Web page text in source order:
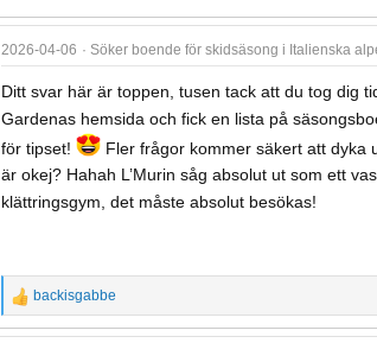
2026-04-06 Söker boende för skidsäsong i Italienska
Ditt svar här är toppen, tusen tack att du tog dig
Gardenas hemsida och fick en lista på
för tipset!
Fler frågor kommer säkert att dyka
är okej? Hahah L’Murin såg absolut ut som ett
klättringsgym, det måste absolut besökas!
R
e
backisgabbe